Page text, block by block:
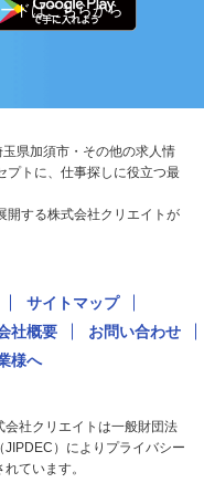
ドはこちらから
玉県加須市・その他の求人情
プトに、仕事探しに役立つ最
開する株式会社クリエイトが
サイトマップ
社概要
お問い合わせ
様へ
社クリエイトは一般財団法
）によりプライバシー
ています。